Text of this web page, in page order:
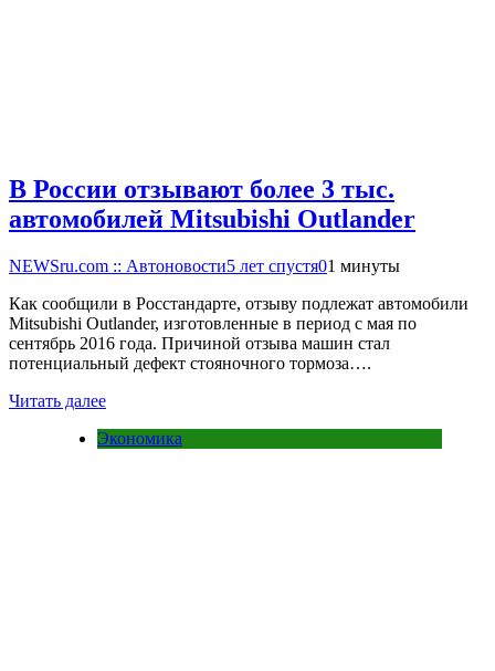
В России отзывают более 3 тыс.
автомобилей Mitsubishi Outlander
NEWSru.com :: Автоновости5 лет спустя01 минуты
Как сообщили в Росстандарте, отзыву подлежат автомобили
Mitsubishi Outlander, изготовленные в период с мая по
сентябрь 2016 года. Причиной отзыва машин стал
потенциальный дефект стояночного тормоза….
Читать далее
Экономика